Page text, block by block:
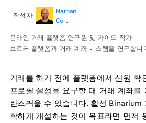
작성자
Nathan
Cole
온라인 거래 플랫폼 연구원 및 가이드 작가
브로커 플랫폼과 거래 계좌 시스템을 연구합니
거래를 하기 전에 플랫폼에서 신원 확
프로필 설정을 요구할 때 거래 계좌를
란스러울 수 있습니다. 활성 Binarium
확하게 개설하는 것이 목표라면 먼저